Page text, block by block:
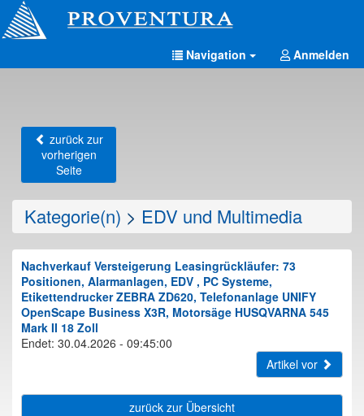
Navigation Anmelden
zurück zur
vorherigen
Seite
Kategorie(n) > EDV und Multimedia
Nachverkauf Versteigerung Leasingrückläufer: 73
Positionen, Alarmanlagen, EDV , PC Systeme,
Etikettendrucker ZEBRA ZD620, Telefonanlage UNIFY
OpenScape Business X3R, Motorsäge HUSQVARNA 545
Mark II 18 Zoll
Endet: 30.04.2026 - 09:45:00
Artikel vor
zurück zur Übersicht